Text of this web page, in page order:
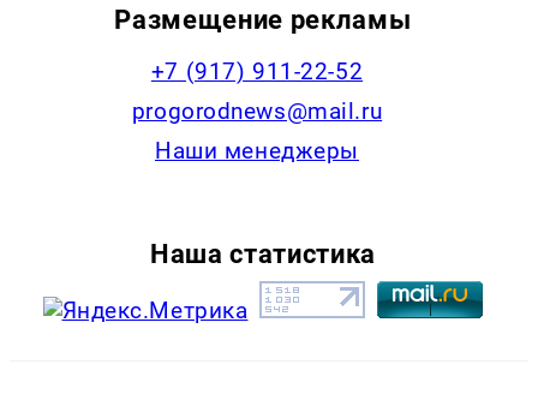
Размещение рекламы
+7 (917) 911-22-52
progorodnews@mail.ru
Наши менеджеры
Наша статистика